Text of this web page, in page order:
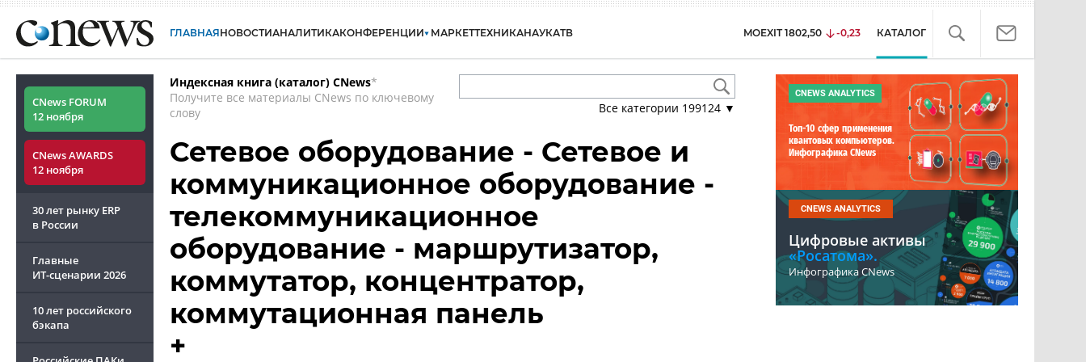
ГЛАВНАЯНОВОСТИАНАЛИТИКАКОНФЕРЕНЦИИ МАРКЕТТЕХНИКАНАУКАТВ MOEXIT 1802,50 -0,23 КАТАЛОГ
CNews FORUM
12 ноября
CNews AWARDS
12 ноября
30 лет рынку ERP
в России
Главные
ИТ-сценарии 2026
10 лет российского
бэкапа
Индексная книга (каталог) CNews*
Получите все материалы CNews по ключевому
слову
Все категории 199124 ▼
Сетевое оборудование - Сетевое и
коммуникационное оборудование -
телекоммуникационное
оборудование - маршрутизатор,
коммутатор, концентратор,
коммутационная панель
+
CNEWS ANALYTICS
Топ-10 сфер применения
квантовых компьютеров.
Инфографика CNews
CNEWS ANALYTICS
Цифровые активы
«Росатома».
Инфографика CNews